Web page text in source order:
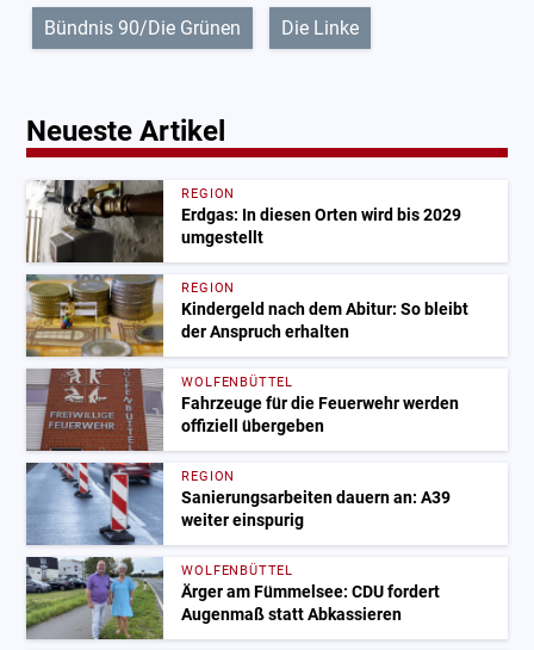
Bündnis 90/Die Grünen Die Linke
Neueste Artikel
REGION
Erdgas: In diesen Orten wird bis 2029
umgestellt
REGION
Kindergeld nach dem Abitur: So bleibt
der Anspruch erhalten
WOLFENBÜTTEL
Fahrzeuge für die Feuerwehr werden
offiziell übergeben
REGION
Sanierungsarbeiten dauern an: A39
weiter einspurig
WOLFENBÜTTEL
Ärger am Fümmelsee: CDU fordert
Augenmaß statt Abkassieren